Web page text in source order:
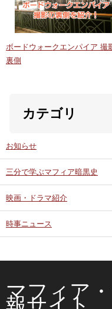
ボードウォークエンパイア 撮
裏側
カテゴリ
お知らせ
三分で学ぶマフィア暗黒史
映画・ドラマ紹介
時事ニュース
マフィア